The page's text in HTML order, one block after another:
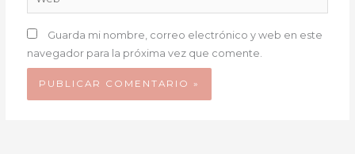
Guarda mi nombre, correo electrónico y web en este
navegador para la próxima vez que comente.